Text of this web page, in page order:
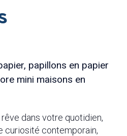
papillons en papier
mini maisons en
dans votre quotidien,
curiosité contemporain,